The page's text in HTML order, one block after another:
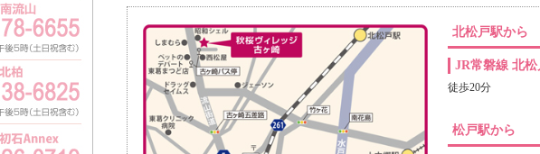
北松戸駅から
JR常磐線 北
徒歩20分
松戸駅から